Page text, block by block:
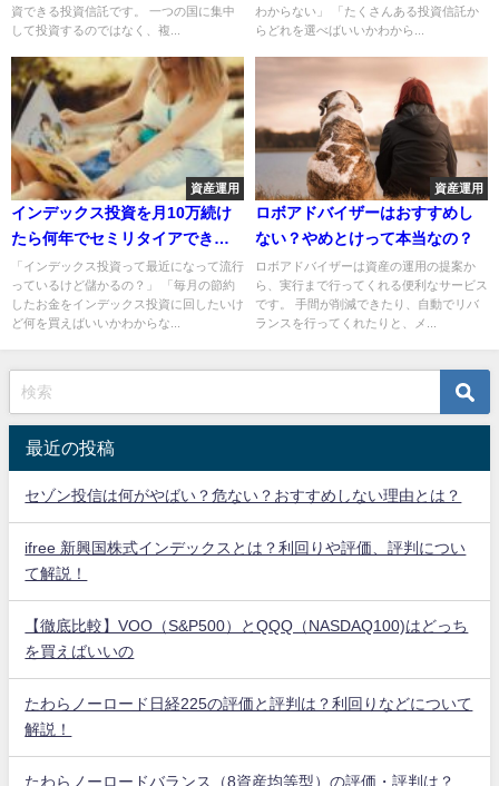
資できる投資信託です。 一つの国に集中
して投資するのではなく、複...
わからない」 「たくさんある投資信託か
らどれを選べばいいかわから...
資産運用
インデックス投資を月10万続け
たら何年でセミリタイアでき
る？
「インデックス投資って最近になって流行
っているけど儲かるの？」 「毎月の節約
したお金をインデックス投資に回したいけ
ど何を買えばいいかわからな...
資産運用
ロボアドバイザーはおすすめし
ない？やめとけって本当なの？
ロボアドバイザーは資産の運用の提案か
ら、実行まで行ってくれる便利なサービス
です。 手間が削減できたり、自動でリバ
ランスを行ってくれたりと、メ...
最近の投稿
セゾン投信は何がやばい？危ない？おすすめしない理由とは？
ifree 新興国株式インデックスとは？利回りや評価、評判につい
て解説！
【徹底比較】VOO（S&P500）とQQQ（NASDAQ100)はどっち
を買えばいいの
たわらノーロード日経225の評価と評判は？利回りなどについて
解説！
たわらノーロードバランス（8資産均等型）の評価・評判は？